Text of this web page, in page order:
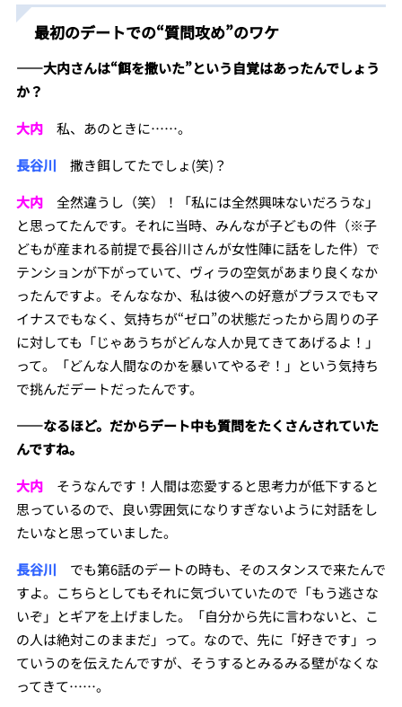
最初のデートでの“質問攻め”のワケ
――大内さんは“餌を撒いた”という自覚はあったんでしょう
か？
大内私、あのときに……。
長谷川 撒き餌してたでしょ(笑)？
大内全然違うし（笑）！「私には全然興味ないだろうな」
と思ってたんです。それに当時、みんなが子どもの件（※子
どもが産まれる前提で長谷川さんが女性陣に話をした件）で
テンションが下がっていて、ヴィラの空気があまり良くなか
ったんですよ。そんななか、私は彼への好意がプラスでもマ
イナスでもなく、気持ちが“ゼロ”の状態だったから周りの子
に対しても「じゃあうちがどんな人か見てきてあげるよ！」
って。「どんな人間なのかを暴いてやるぞ！」という気持ち
で挑んだデートだったんです。
――なるほど。だからデート中も質問をたくさんされていた
んですね。
大内そうなんです！人間は恋愛すると思考力が低下すると
思っているので、良い雰囲気になりすぎないように対話をし
たいなと思っていました。
長谷川 でも第6話のデートの時も、そのスタンスで来たんで
すよ。こちらとしてもそれに気づいていたので「もう逃さな
いぞ」とギアを上げました。「自分から先に言わないと、こ
の人は絶対このままだ」って。なので、先に「好きです」っ
ていうのを伝えたんですが、そうするとみるみる壁がなくな
ってきて……。